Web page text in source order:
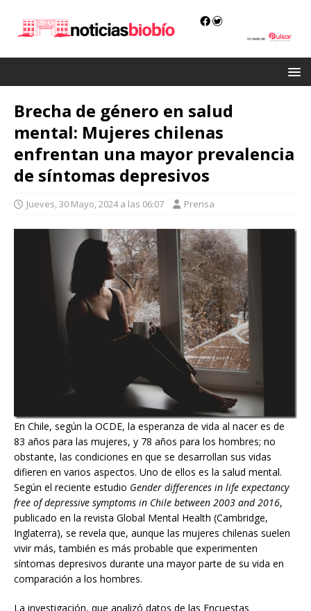
Brecha de género en salud
mental: Mujeres chilenas
enfrentan una mayor prevalencia
de síntomas depresivos
Jueves, 30 Mayo, 2024 a las 06:07 Prensa
En Chile, según la OCDE, la esperanza de vida al nacer es de
83 años para las mujeres, y 78 años para los hombres; no
obstante, las condiciones en que se desarrollan sus vidas
difieren en varios aspectos. Uno de ellos es la salud mental.
Según el reciente estudio Gender differences in life expectancy
free of depressive symptoms in Chile between 2003 and 2016,
publicado en la revista Global Mental Health (Cambridge,
Inglaterra), se revela que, aunque las mujeres chilenas suelen
vivir más, también es más probable que experimenten
síntomas depresivos durante una mayor parte de su vida en
comparación a los hombres.
La investigación, que analizó datos de las Encuestas